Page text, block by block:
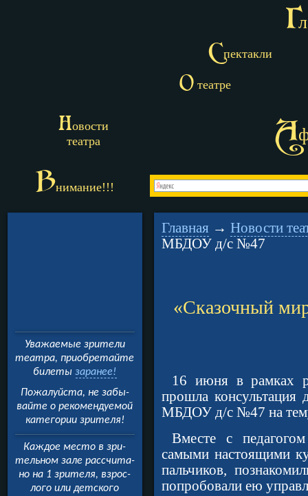
Г
Спектакли
О театре
Новости
театра
А
Внимание!!!
Уважаемые зрители
театра, приобретайте
билетызаранее!
Пожалуйста, не забы­
вайте о рекомендуемой
категории зрителя!
Каждое место в зри­
тельном зале рассчита­
но на 1 зрителя, взрос­
лого или детского
Главная → Новости
МБДОУ д/с №47
«Сказочный
16 июня в рамках
прошла консультация
МБДОУ д/с №47 на
Вместе с
самыми настоящими
пальчиков,
попробовали ею